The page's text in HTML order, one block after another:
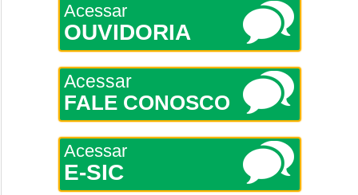
Acessar
OUVIDORIA
Acessar
FALE CONOSCO
Acessar
E-SIC